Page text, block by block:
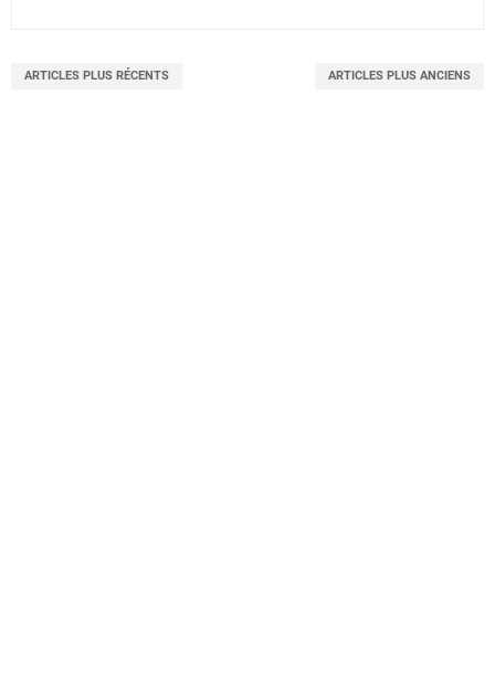
ARTICLES PLUS RÉCENTS ARTICLES PLUS ANCIENS